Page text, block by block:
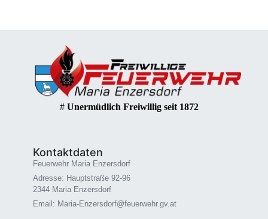
# Unermüdlich Freiwillig seit 1872
Kontaktdaten
Feuerwehr Maria Enzersdorf
Adresse: Hauptstraße 92-96
2344 Maria Enzersdorf
Email: Maria-Enzersdorf@feuerwehr.gv.at